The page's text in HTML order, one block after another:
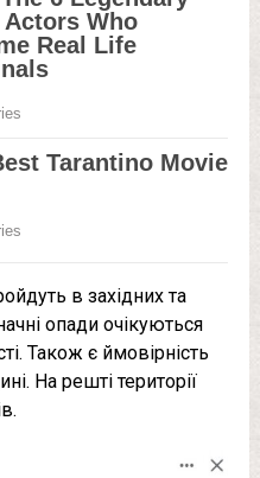
в західних та
опади очікуються
Також є ймовірність
На решті території